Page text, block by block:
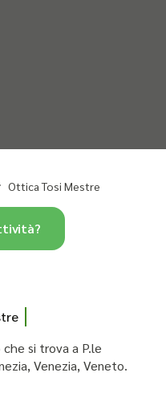
Ottica Tosi Mestre
si trova a P.le
Venezia, Veneto.